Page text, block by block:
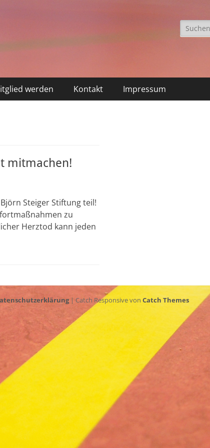
Suchen
nach:
werden Kontakt Impressum
mitmachen!
Steiger Stiftung teil!
zu
Herztod kann jeden
| Catch Responsive von Catch Themes